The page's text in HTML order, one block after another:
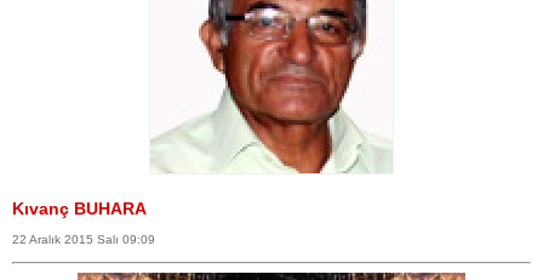
Kıvanç BUHARA
22 Aralık 2015 Salı 09:09